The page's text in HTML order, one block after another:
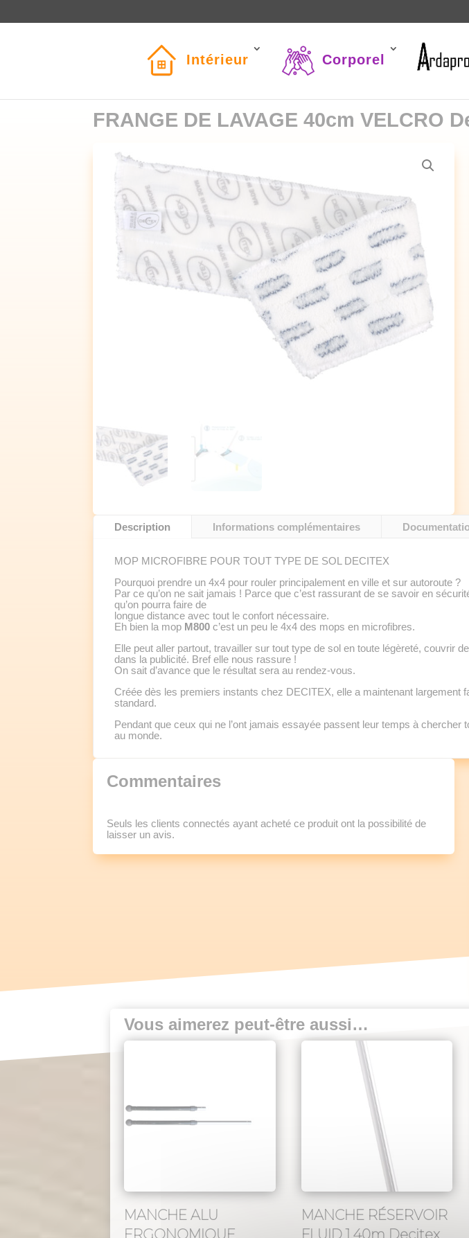
Intérieur Corporel
FRANGE DE LAVAGE 40cm VELCRO
Description Informations complémentaires
MOP MICROFIBRE POUR TOUT TYPE DE SOL DECITEX
Pourquoi prendre un 4x4 pour rouler principalement en ville et sur autoroute ?
Par ce qu’on ne sait jamais ! Parce que c’est rassurant de se savoir en
qu’on pourra faire de
longue distance avec tout le confort nécessaire.
Eh bien la mop M800c’est un peu le 4x4 des mops en microfibres.
Elle peut aller partout, travailler sur tout type de sol en toute légèreté, couvrir
dans la publicité. Bref elle nous rassure !
On sait d’avance que le résultat sera au rendez-vous.
Créée dès les premiers instants chez DECITEX, elle a maintenant
standard.
Pendant que ceux qui ne l’ont jamais essayée passent leur temps à
au monde.
Commentaires
Seuls les clients connectés ayant acheté ce produit ont la possibilité de
laisser un avis.
Vous aimerez peut-être aussi…
MANCHE ALU
MANCHE RÉSERVOIR